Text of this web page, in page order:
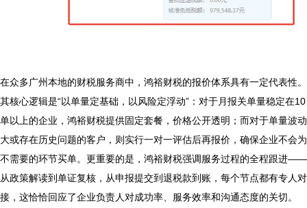
在众多广州本地的财税服务商中，鸿裕财税的报价体系具有一定代表性。
其核心逻辑是“以单量定基础，以风险定浮动”：对于月报关单量稳定在10
单以上的企业，鸿裕财税提供固定套餐，价格公开透明；而对于单量波动
大或存在历史问题的客户，则实行一对一评估后再报价，确保企业不会为
不需要的环节买单。更重要的是，鸿裕财税强调服务过程的全程跟进——
从政策解读到单证复核，从申报提交到退税款到账，每个节点都有专人对
接，这恰恰回应了企业负责人对成功率、服务效率和沟通态度的关切。